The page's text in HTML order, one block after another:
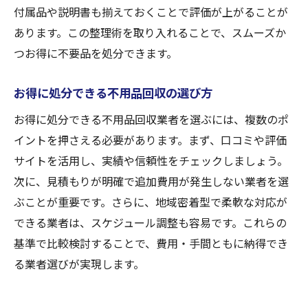
付属品や説明書も揃えておくことで評価が上がることが
あります。この整理術を取り入れることで、スムーズか
つお得に不要品を処分できます。
お得に処分できる不用品回収の選び方
お得に処分できる不用品回収業者を選ぶには、複数のポ
イントを押さえる必要があります。まず、口コミや評価
サイトを活用し、実績や信頼性をチェックしましょう。
次に、見積もりが明確で追加費用が発生しない業者を選
ぶことが重要です。さらに、地域密着型で柔軟な対応が
できる業者は、スケジュール調整も容易です。これらの
基準で比較検討することで、費用・手間ともに納得でき
る業者選びが実現します。